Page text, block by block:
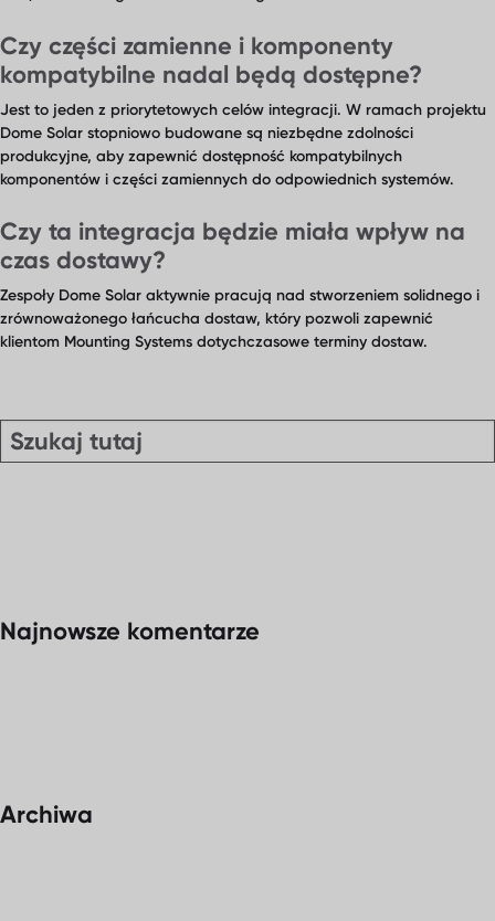
Czy części zamienne i komponenty
kompatybilne nadal będą dostępne?
Jest to jeden z priorytetowych celów integracji. W ramach projektu
Dome Solar stopniowo budowane są niezbędne zdolności
produkcyjne, aby zapewnić dostępność kompatybilnych
komponentów i części zamiennych do odpowiednich systemów.
Czy ta integracja będzie miała wpływ na
czas dostawy?
Zespoły Dome Solar aktywnie pracują nad stworzeniem solidnego i
zrównoważonego łańcucha dostaw, który pozwoli zapewnić
klientom Mounting Systems dotychczasowe terminy dostaw.
Najnowsze komentarze
Archiwa